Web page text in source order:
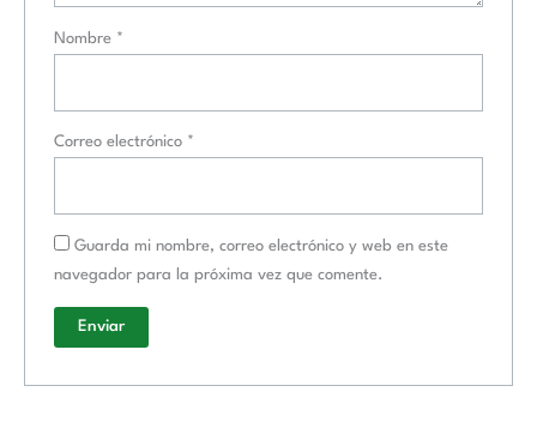
Nombre *
Correo electrónico *
Guarda mi nombre, correo electrónico y web en este
navegador para la próxima vez que comente.